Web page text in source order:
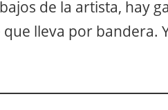
de la artista, hay
lleva por bandera.